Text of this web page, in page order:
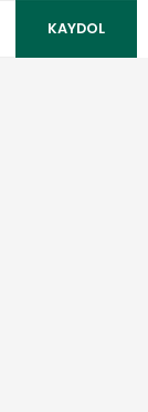
KAYDOL